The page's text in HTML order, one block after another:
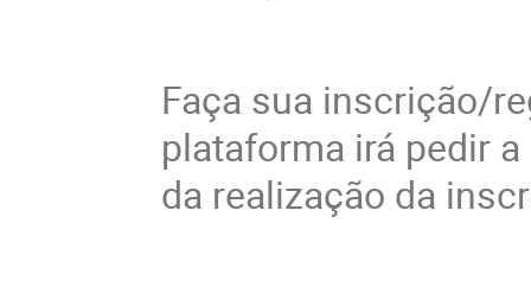
Faça sua inscrição/
plataforma irá pedir
da realização da